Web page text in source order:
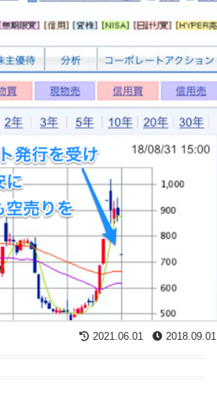
2021.06.01 2018.09.01